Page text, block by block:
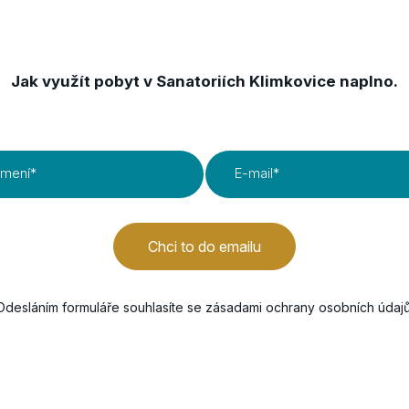
Jak využít pobyt v Sanatoriích Klimkovice naplno.
* E-mail*
Chci to do emailu
formuláře souhlasíte se zásadami ochrany osobních